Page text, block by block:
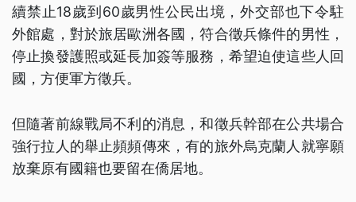
續禁止18歲到60歲男性公民出境，外交部也下令駐
外館處，對於旅居歐洲各國，符合徵兵條件的男性，
停止換發護照或延長加簽等服務，希望迫使這些人回
國，方便軍方徵兵。
但隨著前線戰局不利的消息，和徵兵幹部在公共場合
強行拉人的舉止頻頻傳來，有的旅外烏克蘭人就寧願
放棄原有國籍也要留在僑居地。